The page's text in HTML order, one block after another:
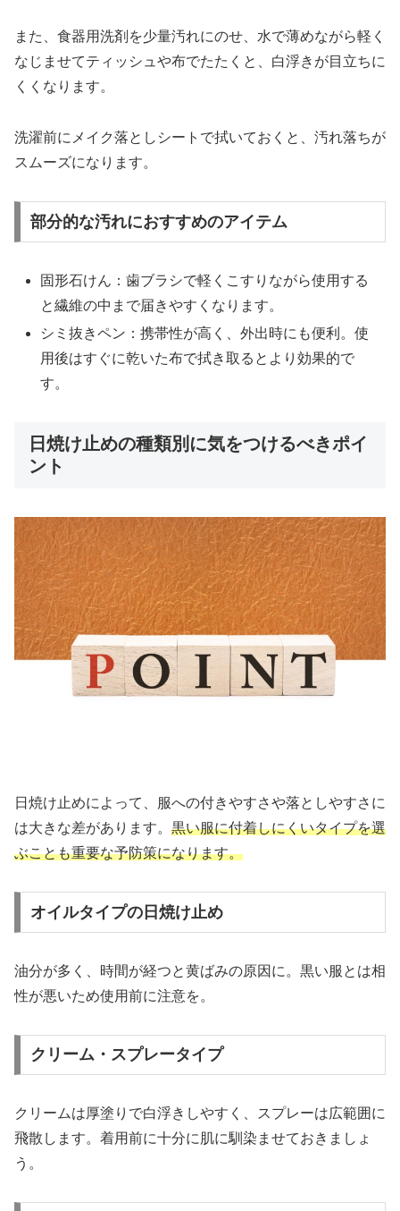
また、食器用洗剤を少量汚れにのせ、水で薄めながら軽く
なじませてティッシュや布でたたくと、白浮きが目立ちに
くくなります。
洗濯前にメイク落としシートで拭いておくと、汚れ落ちが
スムーズになります。
部分的な汚れにおすすめのアイテム
固形石けん：歯ブラシで軽くこすりながら使用する
と繊維の中まで届きやすくなります。
シミ抜きペン：携帯性が高く、外出時にも便利。使
用後はすぐに乾いた布で拭き取るとより効果的で
す。
日焼け止めの種類別に気をつけるべきポイ
ント
日焼け止めによって、服への付きやすさや落としやすさに
は大きな差があります。 黒い服に付着しにくいタイプを選
ぶことも重要な予防策になります。
オイルタイプの日焼け止め
油分が多く、時間が経つと黄ばみの原因に。黒い服とは相
性が悪いため使用前に注意を。
クリーム・スプレータイプ
クリームは厚塗りで白浮きしやすく、スプレーは広範囲に
飛散します。着用前に十分に肌に馴染ませておきましょ
う。